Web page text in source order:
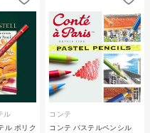
ル
ル ポリク
コンテ
コンテ パステルペンシル